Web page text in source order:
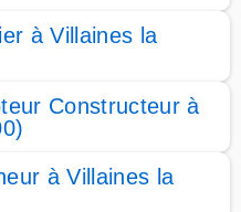
à Villaines la
Constructeur à
à Villaines la